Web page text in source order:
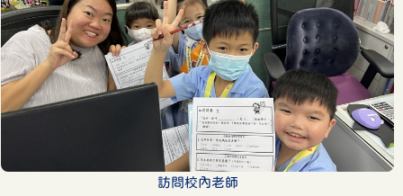
訪問校內老師